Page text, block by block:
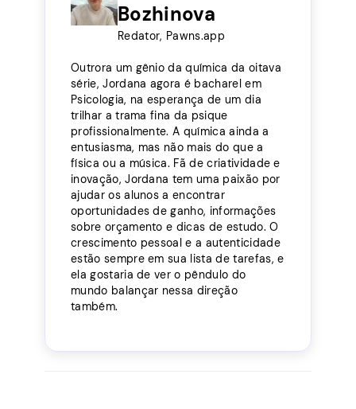
Bozhinova
Redator, Pawns.app
Outrora um gênio da química da oitava
série, Jordana agora é bacharel em
Psicologia, na esperança de um dia
trilhar a trama fina da psique
profissionalmente. A química ainda a
entusiasma, mas não mais do que a
física ou a música. Fã de criatividade e
inovação, Jordana tem uma paixão por
ajudar os alunos a encontrar
oportunidades de ganho, informações
sobre orçamento e dicas de estudo. O
crescimento pessoal e a autenticidade
estão sempre em sua lista de tarefas, e
ela gostaria de ver o pêndulo do
mundo balançar nessa direção
também.